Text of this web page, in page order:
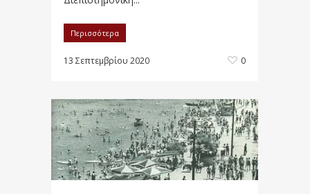
Περισσότερα
13 Σεπτεμβρίου 2020 0